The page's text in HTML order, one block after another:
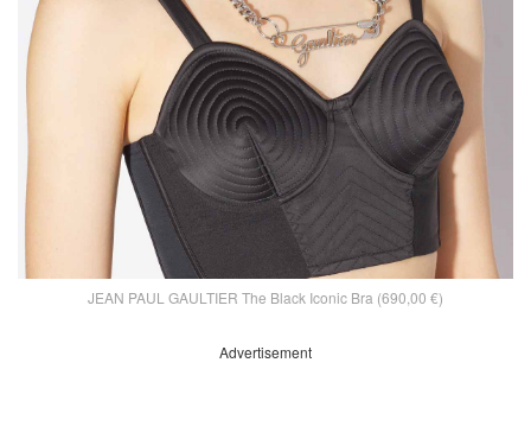
JEAN PAUL GAULTIER The Black Iconic Bra (690,00 €)
Advertisement